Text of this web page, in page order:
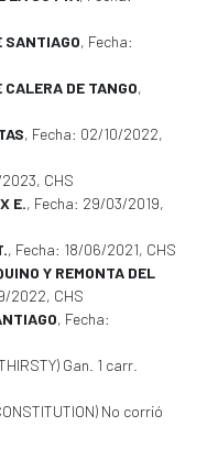
SANTIAGO, Fecha:
DE TANGO,
, Fecha: 02/10/2022,
CHS
E., Fecha: 29/03/2019,
, Fecha: 18/06/2021, CHS
Y REMONTA DEL
2022, CHS
, Fecha:
Gan. 1 carr.
No corrió